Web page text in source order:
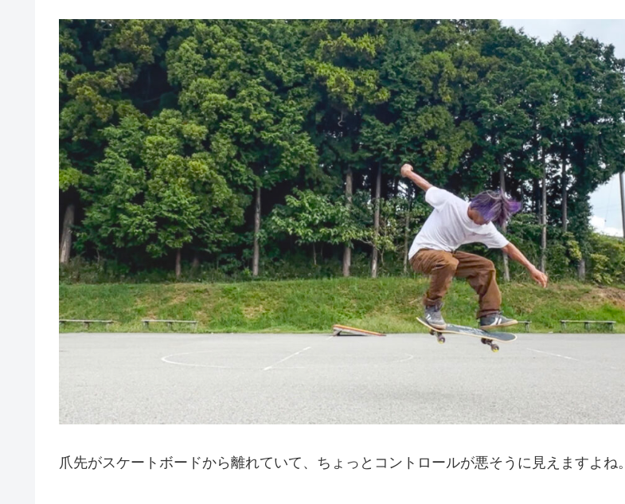
爪先がスケートボードから離れていて、ちょっとコントロールが悪そうに見えますよね。